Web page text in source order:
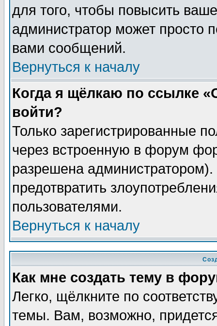
для того, чтобы повысить
администратор может просто
вами сообщений.
Вернуться к началу
Когда я щёлкаю по ссылке
войти?
Только зарегистрированные
через встроенную в форум
разрешена
предотвратить
пользователями.
Вернуться к началу
Как мне создать тему в
Легко, щёлкните по
темы. Вам, возможно,